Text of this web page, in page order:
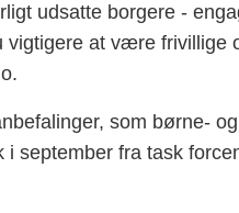
udsatte borgere -
vigtigere at være frivillige
som børne-
i september fra task